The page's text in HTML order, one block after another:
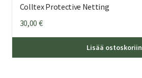
Colltex Protective Netting
30,00 €
Lisää ostoskoriin